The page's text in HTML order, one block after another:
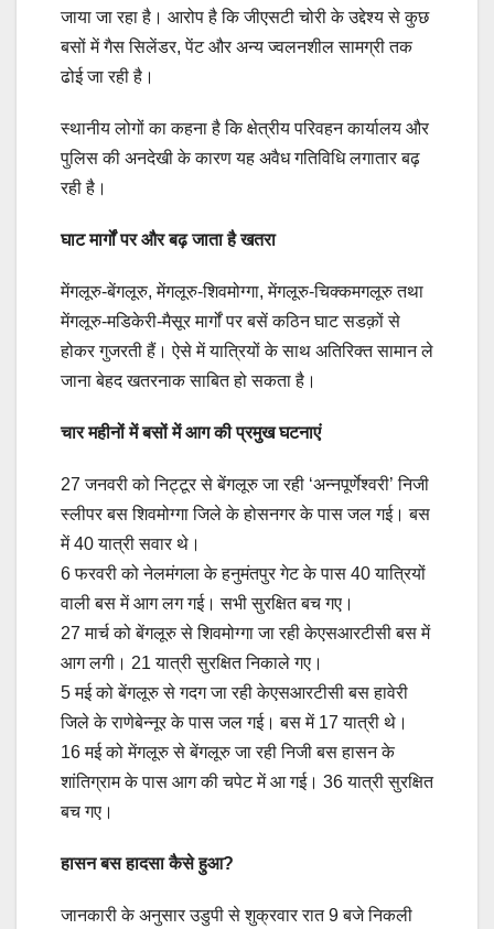
जाया जा रहा है। आरोप है कि जीएसटी चोरी के उद्देश्य से कुछ
बसों में गैस सिलेंडर, पेंट और अन्य ज्वलनशील सामग्री तक
ढोई जा रही है।
स्थानीय लोगों का कहना है कि क्षेत्रीय परिवहन कार्यालय और
पुलिस की अनदेखी के कारण यह अवैध गतिविधि लगातार बढ़
रही है।
घाट मार्गों पर और बढ़ जाता है खतरा
मेंगलूरु-बेंगलूरु, मेंगलूरु-शिवमोग्गा, मेंगलूरु-चिक्कमगलूरु तथा
मेंगलूरु-मडिकेरी-मैसूर मार्गों पर बसें कठिन घाट सडक़ों से
होकर गुजरती हैं। ऐसे में यात्रियों के साथ अतिरिक्त सामान ले
जाना बेहद खतरनाक साबित हो सकता है।
चार महीनों में बसों में आग की प्रमुख घटनाएं
27 जनवरी को निट्टूर से बेंगलूरु जा रही ‘अन्नपूर्णेश्वरी’ निजी
स्लीपर बस शिवमोग्गा जिले के होसनगर के पास जल गई। बस
में 40 यात्री सवार थे।
6 फरवरी को नेलमंगला के हनुमंतपुर गेट के पास 40 यात्रियों
वाली बस में आग लग गई। सभी सुरक्षित बच गए।
27 मार्च को बेंगलूरु से शिवमोग्गा जा रही केएसआरटीसी बस में
आग लगी। 21 यात्री सुरक्षित निकाले गए।
5 मई को बेंगलूरु से गदग जा रही केएसआरटीसी बस हावेरी
जिले के राणेबेन्नूर के पास जल गई। बस में 17 यात्री थे।
16 मई को मेंगलूरु से बेंगलूरु जा रही निजी बस हासन के
शांतिग्राम के पास आग की चपेट में आ गई। 36 यात्री सुरक्षित
बच गए।
हासन बस हादसा कैसे हुआ?
जानकारी के अनुसार उडुपी से शुक्रवार रात 9 बजे निकली